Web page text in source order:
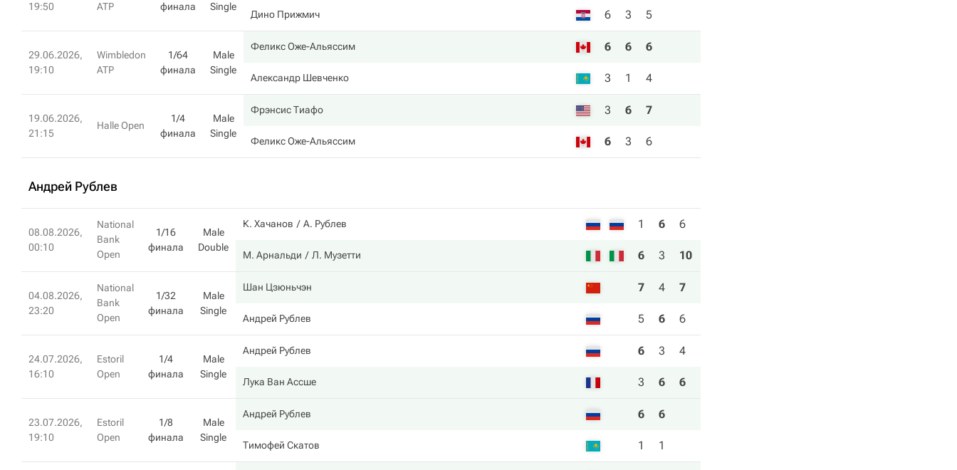
19:50
ATP
финала
Single
Дино Прижмич 6 3 5
29.06.2026,
19:10
Wimbledon
ATP
1/64
финала
Male
Single
Феликс Оже-Альяссим 6 6 6
Александр Шевченко 3 1 4
19.06.2026,
21:15
Halle Open
1/4
финала
Male
Single
Фрэнсис Тиафо 3 6 7
Феликс Оже-Альяссим 6 3 6
Андрей Рублев
08.08.2026,
00:10
National
Bank
Open
1/16
финала
Male
Double
К. Хачанов А. Рублев 1 6 6
М. Арнальди Л. Музетти 6 3 10
04.08.2026,
23:20
National
Bank
Open
1/32
финала
Male
Single
Шан Цзюньчэн 7 4 7
Андрей Рублев 5 6 6
24.07.2026,
16:10
Estoril
Open
1/4
финала
Male
Single
Андрей Рублев 6 3 4
Лука Ван Ассше 3 6 6
23.07.2026,
19:10
Estoril
Open
1/8
финала
Male
Single
Андрей Рублев 6 6
Тимофей Скатов 1 1